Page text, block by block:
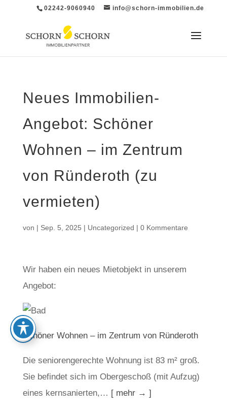
02242-9060940 info@schorn-immobilien.de
Neues Immobilien-
Angebot: Schöner
Wohnen – im Zentrum
von Ründeroth (zu
vermieten)
von | Sep. 5, 2025 | Uncategorized | 0 Kommentare
Wir haben ein neues Mietobjekt in unserem
Angebot:
Schöner Wohnen – im Zentrum von Ründeroth
Die seniorengerechte Wohnung ist 83 m² groß.
Sie befindet sich im Obergeschoß (mit Aufzug)
eines kernsanierten,… [ mehr → ]